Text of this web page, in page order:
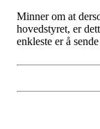
Minner om at
hovedstyret, er
enkleste er å